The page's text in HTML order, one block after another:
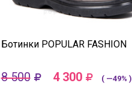
Ботинки POPULAR FASHION
8 500 4 300 ( —49% )